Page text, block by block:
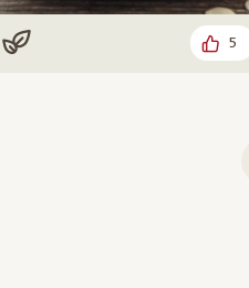
Vegan 5